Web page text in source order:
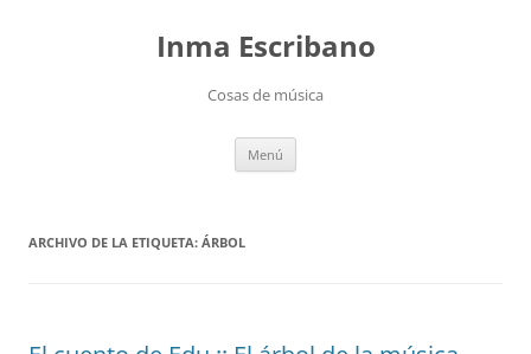
Inma Escribano
Cosas de música
Menú
ARCHIVO DE LA ETIQUETA: ÁRBOL